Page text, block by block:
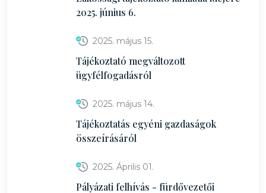
2025. június 6.
2025. május 15.
Tájékoztató megváltozott
ügyfélfogadásról
2025. május 14.
Tájékoztatás egyéni gazdaságok
összeírásáról
2025. Április 01.
Pályázati felhívás - fürdővezetői